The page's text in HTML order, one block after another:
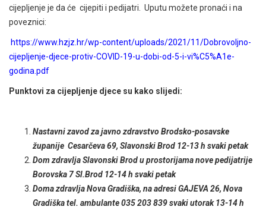
cijepljenje je da će cijepiti i pedijatri. Uputu možete pronaći i na
poveznici:
https://www.hzjz.hr/wp-content/uploads/2021/11/Dobrovoljno-
cijepljenje-djece-protiv-COVID-19-u-dobi-od-5-i-vi%C5%A1e-
godina.pdf
Punktovi za cijepljenje djece su kako slijedi:
Nastavni zavod za javno zdravstvo Brodsko-posavske
županije Cesarčeva 69, Slavonski Brod 12-13 h svaki petak
Dom zdravlja Slavonski Brod u prostorijama nove pedijatrije
Borovska 7 Sl.Brod 12-14 h svaki petak
Doma zdravlja Nova Gradiška, na adresi GAJEVA 26, Nova
Gradiška tel. ambulante 035 203 839 svaki utorak 13-14 h